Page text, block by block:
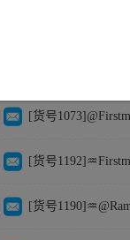
[货号
[货号
[货号